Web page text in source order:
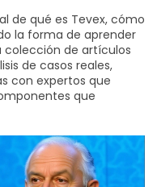
de qué es Tevex, cómo
la forma de aprender
colección de artículos
de casos reales,
con expertos que
que